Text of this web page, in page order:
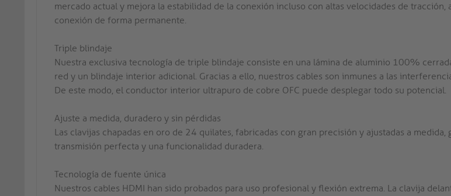
mercado actual y mejora la estabilidad de la conexión incluso con altas velocidades de tracción,
conexión de forma permanente.
Triple blindaje
Nuestra exclusiva tecnología de triple blindaje consiste en una lámina de aluminio 100%
red y un blindaje interior adicional. Gracias a ello, nuestros cables son inmunes a las
De este modo, el conductor interior ultrapuro de cobre OFC puede desplegar todo su potencial.
Ajuste a medida, duradero y sin pérdidas
Las clavijas chapadas en oro de 24 quilates, fabricadas con gran precisión y ajustadas a medida,
transmisión perfecta y una funcionalidad duradera.
Tecnología de fuente única
Nuestros cables HDMI han sido probados para uso profesional y flexión extrema. La clavija